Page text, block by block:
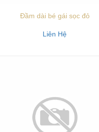
Đầm dài bé gái sọc đỏ
Liên Hệ